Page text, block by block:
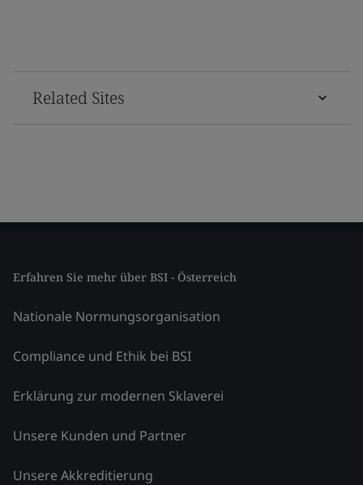
Related Sites
Erfahren Sie mehr über BSI - Österreich
Nationale Normungsorganisation
Compliance und Ethik bei BSI
Erklärung zur modernen Sklaverei
Unsere Kunden und Partner
Unsere Akkreditierung